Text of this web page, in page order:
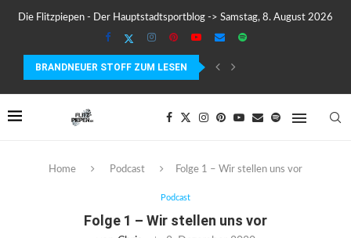
Die Flitzpiepen - Der Hauptstadtsportblog -> Samstag, 8. August 2026
BRANDNEUER STOFF ZUM LESEN
TESTBERICHT: DER GARMIN EDGE 840 IM TEST –...
Home Podcast Folge 1 – Wir stellen uns vor
Podcast
Folge 1 – Wir stellen uns vor